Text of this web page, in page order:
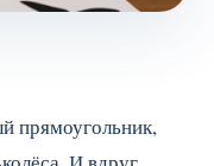
прямоугольник,